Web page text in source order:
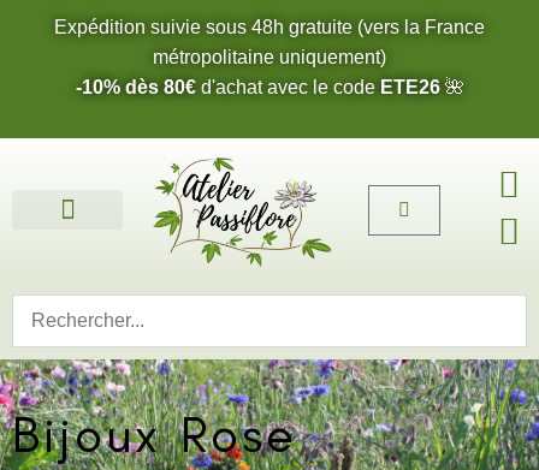
Expédition suivie sous 48h gratuite (vers la France
métropolitaine uniquement)
-10% dès 80€d'achat avec le code ETE26🌺
Bijoux Rose